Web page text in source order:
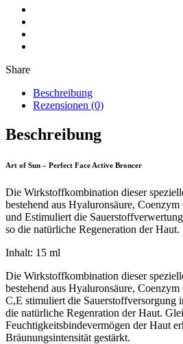
Share
Beschreibung
Rezensionen (0)
Beschreibung
Art of Sun – Perfect Face Active Broncer
Die Wirkstoffkombination dieser
bestehend aus Hyaluronsäure,
und Estimuliert die
so die natürliche Regeneration der Haut.
Inhalt: 15 ml
Die Wirkstoffkombination dieser
bestehend aus Hyaluronsäure,
C,E stimuliert die Sauerstoffversorgung
die natürliche Regenration der Haut.
Feuchtigkeitsbindevermögen der Haut
Bräunungsintensität gestärkt.